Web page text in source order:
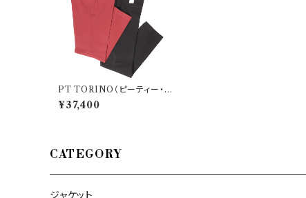
PT TORINO（ピーティー・ト
リノ） パンツ KN03 29697
¥37,400
CATEGORY
ジャケット